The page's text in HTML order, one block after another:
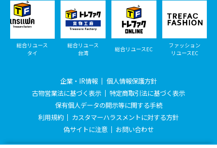
総合リユース
タイ
総合リユース
台湾
総合リユースEC
ファッション
リユースEC
企業・IR情報
個人情報保護方針
古物営業法に基づく表示
特定商取引法に基づく表示
保有個人データの開示等に関する手続
利用規約
カスタマーハラスメントに対する方針
偽サイトに注意
お問い合わせ